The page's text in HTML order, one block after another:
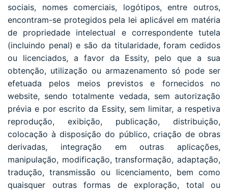
sociais, nomes comerciais, logótipos, entre outros,
encontram-se protegidos pela lei aplicável em matéria
de propriedade intelectual e correspondente tutela
(incluindo penal) e são da titularidade, foram cedidos
ou licenciados, a favor da Essity, pelo que a sua
obtenção, utilização ou armazenamento só pode ser
efetuada pelos meios previstos e fornecidos no
website, sendo totalmente vedada, sem autorização
prévia e por escrito da Essity, sem limitar, a respetiva
reprodução, exibição, publicação, distribuição,
colocação à disposição do público, criação de obras
derivadas, integração em outras aplicações,
manipulação, modificação, transformação, adaptação,
tradução, transmissão ou licenciamento, bem como
quaisquer outras formas de exploração, total ou